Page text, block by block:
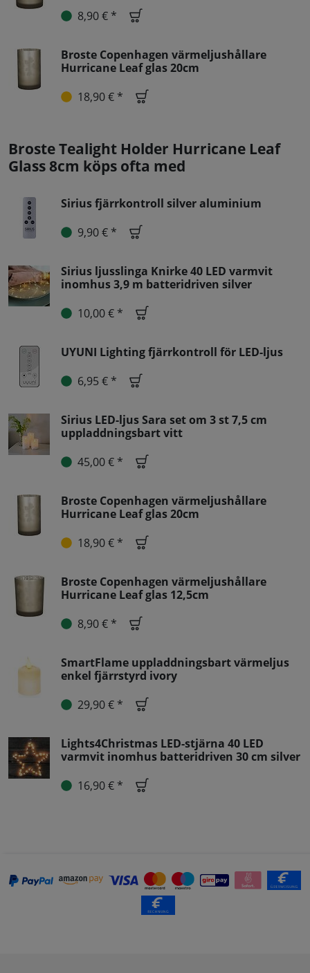
8,90 € *
Broste Copenhagen värmeljushållare
Hurricane Leaf glas 20cm
18,90 € *
Broste Tealight Holder Hurricane Leaf
Glass 8cm köps ofta med
Sirius fjärrkontroll silver aluminium
9,90 € *
Sirius ljusslinga Knirke 40 LED varmvit
inomhus 3,9 m batteridriven silver
10,00 € *
UYUNI Lighting fjärrkontroll för LED-ljus
6,95 € *
Sirius LED-ljus Sara set om 3 st 7,5 cm
uppladdningsbart vitt
45,00 € *
Broste Copenhagen värmeljushållare
Hurricane Leaf glas 20cm
18,90 € *
Broste Copenhagen värmeljushållare
Hurricane Leaf glas 12,5cm
8,90 € *
SmartFlame uppladdningsbart värmeljus
enkel fjärrstyrd ivory
29,90 € *
Lights4Christmas LED-stjärna 40 LED
varmvit inomhus batteridriven 30 cm silver
16,90 € *